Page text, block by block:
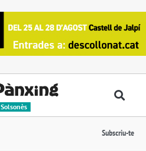
Solsonès
Subscriu-te